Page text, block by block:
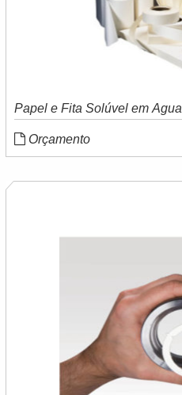
Papel e Fita Solúvel em Água
Orçamento